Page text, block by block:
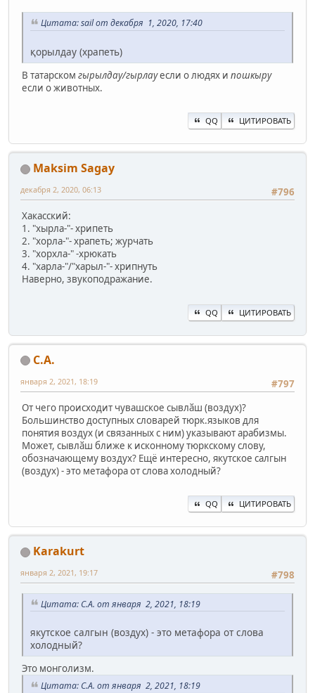
Цитата: sail от декабря 1, 2020, 17:40
қорылдау (храпеть)
В татарском гырылдау/гырлауесли о людях и пошкыру
если о животных.
QQ ЦИТИРОВАТЬ
Maksim Sagay
#796
декабря 2, 2020, 06:13
Хакасский:
1. "хырла-"- хрипеть
2. "хорла-"- храпеть; журчать
3. "хорхла-" -хрюкать
4. "харла-"/"харыл-"- хрипнуть
Наверно, звукоподражание.
QQ ЦИТИРОВАТЬ
С.А.
#797
января 2, 2021, 18:19
От чего происходит чувашское сывлӑш (воздух)?
Большинство доступных словарей тюрк.языков для
понятия воздух (и связанных с ним) указывают арабизмы.
Может, сывлӑш ближе к исконному тюркскому слову,
обозначающему воздух? Ещё интересно, якутское салгын
(воздух) - это метафора от слова холодный?
QQ ЦИТИРОВАТЬ
Karakurt
#798
января 2, 2021, 19:17
Цитата: С.А. от января 2, 2021, 18:19
якутское салгын (воздух) - это метафора от слова
холодный?
Это монголизм.
Цитата: С.А. от января 2, 2021, 18:19